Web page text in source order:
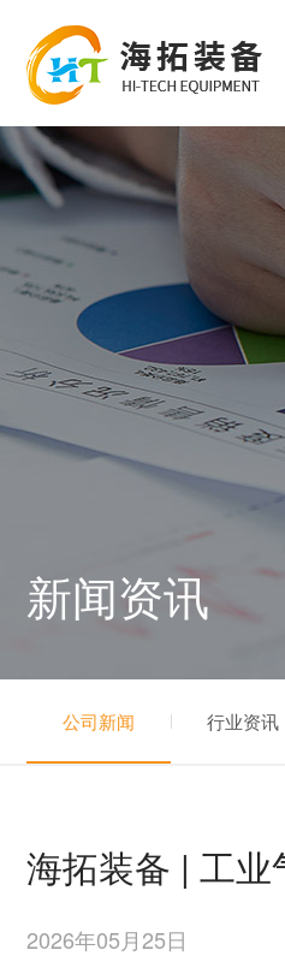
新闻资讯
公司新闻 行业资讯
海拓装备 | 工
2026年05月25日